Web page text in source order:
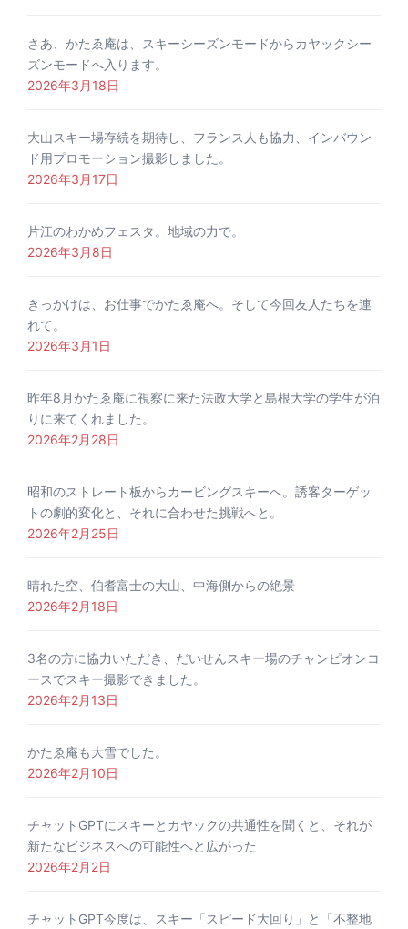
さあ、かたゑ庵は、スキーシーズンモードからカヤックシー
ズンモードへ入ります。
2026年3月18日
大山スキー場存続を期待し、フランス人も協力、インバウン
ド用プロモーション撮影しました。
2026年3月17日
片江のわかめフェスタ。地域の力で。
2026年3月8日
きっかけは、お仕事でかたゑ庵へ。そして今回友人たちを連
れて。
2026年3月1日
昨年8月かたゑ庵に視察に来た法政大学と島根大学の学生が泊
りに来てくれました。
2026年2月28日
昭和のストレート板からカービングスキーへ。誘客ターゲッ
トの劇的変化と、それに合わせた挑戦へと。
2026年2月25日
晴れた空、伯耆富士の大山、中海側からの絶景
2026年2月18日
3名の方に協力いただき、だいせんスキー場のチャンピオンコ
ースでスキー撮影できました。
2026年2月13日
かたゑ庵も大雪でした。
2026年2月10日
チャットGPTにスキーとカヤックの共通性を聞くと、それが
新たなビジネスへの可能性へと広がった
2026年2月2日
チャットGPT今度は、スキー「スピード大回り」と「不整地